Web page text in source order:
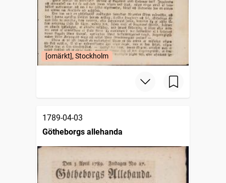
[omärkt], Stockholm
1789-04-03
Götheborgs allehanda